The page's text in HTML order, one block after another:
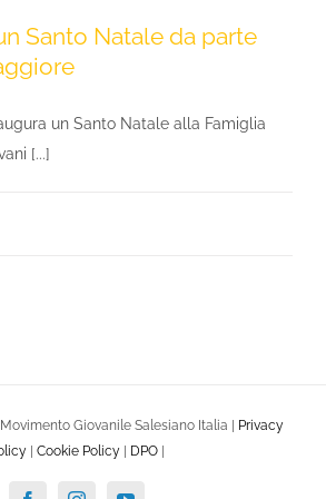
Santo Natale da parte
un Santo Natale alla Famiglia
[...]
Giovanile Salesiano Italia | Privacy
| Cookie Policy | DPO |